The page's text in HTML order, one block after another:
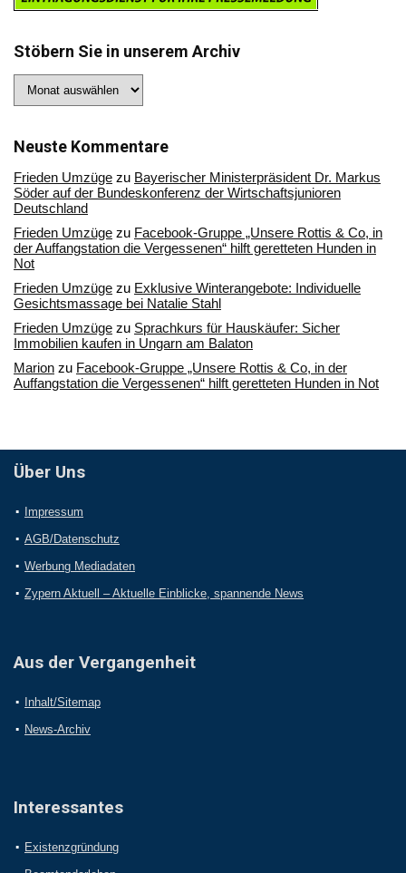
Stöbern Sie in unserem Archiv
Sie
Archiv
Neuste Kommentare
Frieden Umzüge zu Bayerischer Ministerpräsident Dr. Markus
Söder auf der Bundeskonferenz der Wirtschaftsjunioren
Deutschland
Frieden Umzüge zu Facebook-Gruppe „Unsere Rottis & Co, in
der Auffangstation die Vergessenen“ hilft geretteten Hunden in
Not
Frieden Umzüge zu Exklusive Winterangebote: Individuelle
Gesichtsmassage bei Natalie Stahl
Frieden Umzüge zu Sprachkurs für Hauskäufer: Sicher
Immobilien kaufen in Ungarn am Balaton
Marion zu Facebook-Gruppe „Unsere Rottis & Co, in der
Auffangstation die Vergessenen“ hilft geretteten Hunden in Not
Über Uns
Impressum
AGB/Datenschutz
Werbung Mediadaten
Zypern Aktuell – Aktuelle Einblicke, spannende News
Aus der Vergangenheit
Inhalt/Sitemap
News-Archiv
Interessantes
Existenzgründung